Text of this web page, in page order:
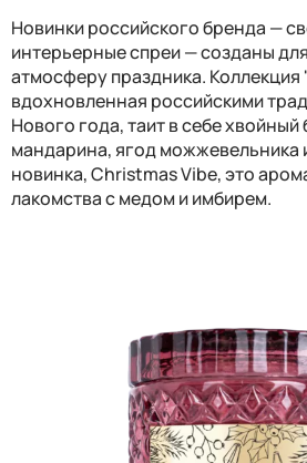
Новинки российского бренда —
интерьерные спреи — созданы
атмосферу праздника. Коллекция
вдохновленная российскими
Нового года, таит в себе хвойный
мандарина, ягод можжевельника
новинка, Christmas Vibe, это
лакомства с медом и имбирем.